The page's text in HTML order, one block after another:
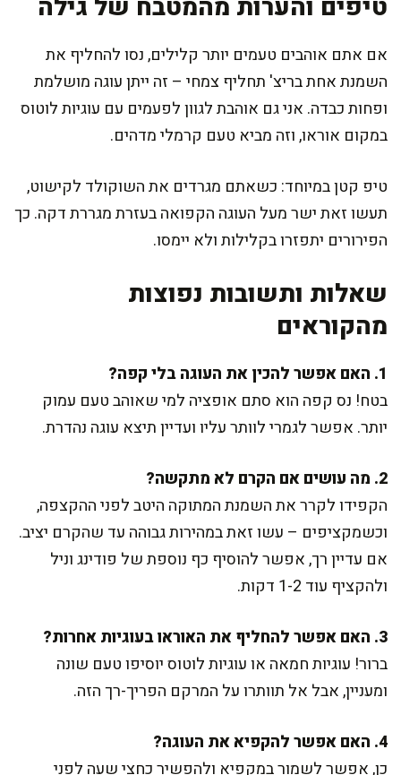
אם אתם אוהבים טעמים יותר קלילים, נסו להחליף את
השמנת אחת בריצ' תחליף צמחי – זה ייתן עוגה מושלמת
ופחות כבדה. אני גם אוהבת לגוון לפעמים עם עוגיות לוטוס
במקום אוראו, וזה מביא טעם קרמלי מדהים.
טיפ קטן במיוחד: כשאתם מגרדים את השוקולד לקישוט,
תעשו זאת ישר מעל העוגה הקפואה בעזרת מגררת דקה. כך
הפירורים יתפזרו בקלילות ולא יימסו.
שאלות ותשובות נפוצות
מהקוראים
1. האם אפשר להכין את העוגה בלי קפה?
בטח! נס קפה הוא סתם אופציה למי שאוהב טעם עמוק
יותר. אפשר לגמרי לוותר עליו ועדיין תיצא עוגה נהדרת.
2. מה עושים אם הקרם לא מתקשה?
הקפידו לקרר את השמנת המתוקה היטב לפני ההקצפה,
וכשמקציפים – עשו זאת במהירות גבוהה עד שהקרם יציב.
אם עדיין רך, אפשר להוסיף כף נוספת של פודינג וניל
ולהקציף עוד 1-2 דקות.
3. האם אפשר להחליף את האוראו בעוגיות אחרות?
ברור! עוגיות חמאה או עוגיות לוטוס יוסיפו טעם שונה
ומעניין, אבל אל תוותרו על המרקם הפריך-רך הזה.
4. האם אפשר להקפיא את העוגה?
כן, אפשר לשמור במקפיא ולהפשיר כחצי שעה לפני